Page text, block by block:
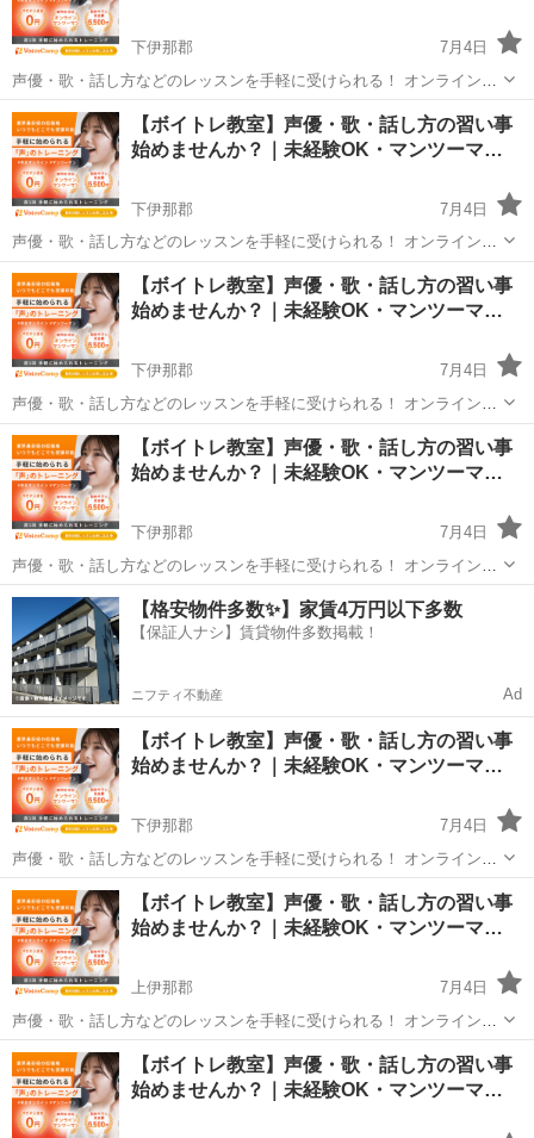
下伊那郡
7月4日
声優・歌・話し方などのレッスンを手軽に受けられる！ オンラインボ
イトレ教室「Voice Camp（ボイスキャンプ）」 「声優のレッスンを一
度受けてみたい」 「話し方に自信がなくて改善したい」 「歌が上手く
なって気...
長野 下伊那郡 その他 声優
【ボイトレ教室】声優・歌・話し方の習い事
始めませんか？｜未経験OK・マンツーマ…
下伊那郡
7月4日
声優・歌・話し方などのレッスンを手軽に受けられる！ オンラインボ
イトレ教室「Voice Camp（ボイスキャンプ）」 「声優のレッスンを一
度受けてみたい」 「話し方に自信がなくて改善したい」 「歌が上手く
なって気...
長野 下伊那郡 その他 声優
【ボイトレ教室】声優・歌・話し方の習い事
始めませんか？｜未経験OK・マンツーマ…
下伊那郡
7月4日
声優・歌・話し方などのレッスンを手軽に受けられる！ オンラインボ
イトレ教室「Voice Camp（ボイスキャンプ）」 「声優のレッスンを一
度受けてみたい」 「話し方に自信がなくて改善したい」 「歌が上手く
なって気...
長野 下伊那郡 その他
【ボイトレ教室】声優・歌・話し方の習い事
始めませんか？｜未経験OK・マンツーマ…
下伊那郡
7月4日
声優・歌・話し方などのレッスンを手軽に受けられる！ オンラインボ
イトレ教室「Voice Camp（ボイスキャンプ）」 「声優のレッスンを一
度受けてみたい」 「話し方に自信がなくて改善したい」 「歌が上手く
なって気...
長野 下伊那郡 その他 声優
【格安物件多数✨】家賃4万円以下多数
【保証人ナシ】賃貸物件多数掲載！
ニフティ不動産 Ad
【ボイトレ教室】声優・歌・話し方の習い事
始めませんか？｜未経験OK・マンツーマ…
下伊那郡
7月4日
声優・歌・話し方などのレッスンを手軽に受けられる！ オンラインボ
イトレ教室「Voice Camp（ボイスキャンプ）」 「声優のレッスンを一
度受けてみたい」 「話し方に自信がなくて改善したい」 「歌が上手く
なって気...
長野 下伊那郡 その他
【ボイトレ教室】声優・歌・話し方の習い事
始めませんか？｜未経験OK・マンツーマ…
上伊那郡
7月4日
声優・歌・話し方などのレッスンを手軽に受けられる！ オンラインボ
イトレ教室「Voice Camp（ボイスキャンプ）」 「声優のレッスンを一
度受けてみたい」 「話し方に自信がなくて改善したい」 「歌が上手く
なって気...
長野 上伊那郡 その他
【ボイトレ教室】声優・歌・話し方の習い事
始めませんか？｜未経験OK・マンツーマ…